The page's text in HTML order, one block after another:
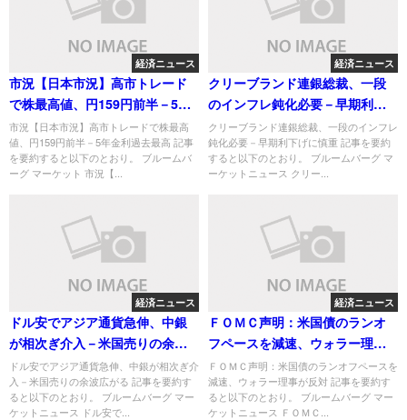
経済ニュース
市況【日本市況】高市トレード
で株最高値、円159円前半－5年
金利過去最高
市況【日本市況】高市トレードで株最高
値、円159円前半－5年金利過去最高 記事
を要約すると以下のとおり。 ブルームバ
ーグ マーケット 市況【...
経済ニュース
クリーブランド連銀総裁、一段
のインフレ鈍化必要－早期利下
げに慎重
クリーブランド連銀総裁、一段のインフレ
鈍化必要－早期利下げに慎重 記事を要約
すると以下のとおり。 ブルームバーグ マ
ーケットニュース クリー...
経済ニュース
ドル安でアジア通貨急伸、中銀
が相次ぎ介入－米国売りの余波
広がる
ドル安でアジア通貨急伸、中銀が相次ぎ介
入－米国売りの余波広がる 記事を要約す
ると以下のとおり。 ブルームバーグ マー
ケットニュース ドル安で...
経済ニュース
ＦＯＭＣ声明：米国債のランオ
フペースを減速、ウォラー理事
が反対
ＦＯＭＣ声明：米国債のランオフペースを
減速、ウォラー理事が反対 記事を要約す
ると以下のとおり。 ブルームバーグ マー
ケットニュース ＦＯＭＣ...